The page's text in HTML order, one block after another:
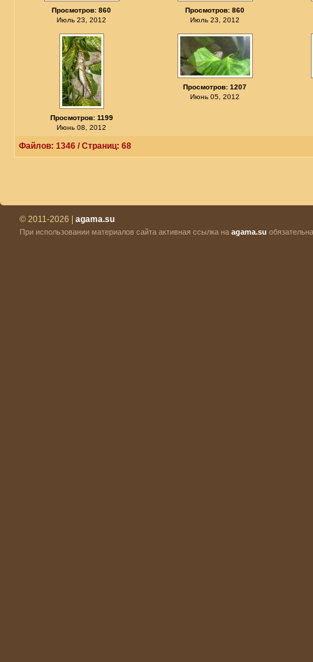
Просмотров: 860
Июль 23, 2012
Просмотров: 860
Июль 23, 2012
Просмотров: 1199
Июнь 08, 2012
Просмотров: 1207
Июнь 05, 2012
Файлов: 1346 / Страниц: 68
© 2011-2026 | agama.su
При использовании материалов сайта активная ссылка на agama.su